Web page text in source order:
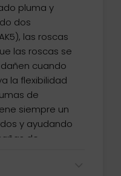
pluma y
dos
las roscas
las roscas se
cuando
la flexibilidad
de
siempre un
y ayudando
de